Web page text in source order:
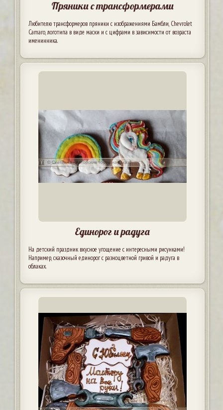
Пряники с трансформерами
Любителю трансформеров пряники с изображениями Бамбли, Chevrolet
Camaro, логотипа в виде маски и с цифрами в зависимости от возраста
именинника.
Единорог и радуга
На детский праздник вкусное угощение с интересными рисунками!
Например, сказочный единорог с разноцветной гривой и радуга в
облаках.